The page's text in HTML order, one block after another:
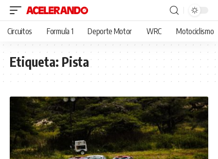
Circuitos Formula 1 Deporte Motor WRC Motociclismo
Etiqueta:Pista